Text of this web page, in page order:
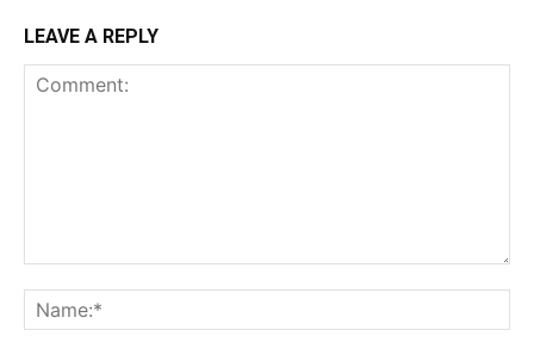
LEAVE A REPLY